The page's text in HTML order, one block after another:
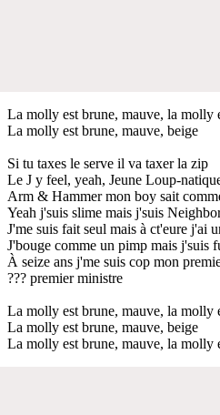
La molly est brune, mauve, la molly
La molly est brune, mauve, beige
Si tu taxes le serve il va taxer la zip
Le J y feel, yeah, Jeune Loup-
Arm & Hammer mon boy sait
Yeah j'suis slime mais j'suis
J'me suis fait seul mais à ct'eure j'ai
J'bouge comme un pimp mais j'suis
À seize ans j'me suis cop mon
??? premier ministre
La molly est brune, mauve, la molly
La molly est brune, mauve, beige
La molly est brune, mauve, la molly